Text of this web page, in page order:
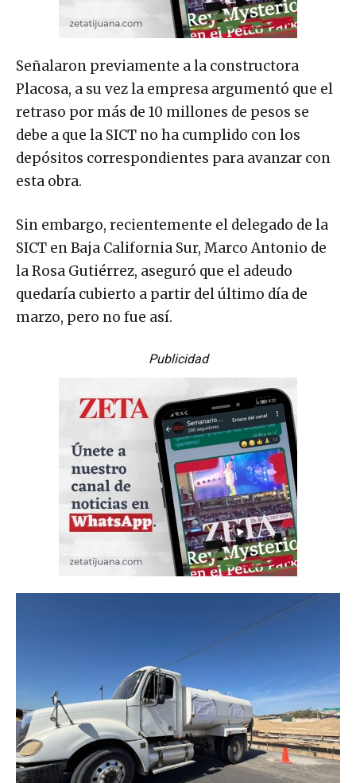
Señalaron previamente a la constructora
Placosa, a su vez la empresa argumentó que el
retraso por más de 10 millones de pesos se
debe a que la SICT no ha cumplido con los
depósitos correspondientes para avanzar con
esta obra.
Sin embargo, recientemente el delegado de la
SICT en Baja California Sur, Marco Antonio de
la Rosa Gutiérrez, aseguró que el adeudo
quedaría cubierto a partir del último día de
marzo, pero no fue así.
Publicidad